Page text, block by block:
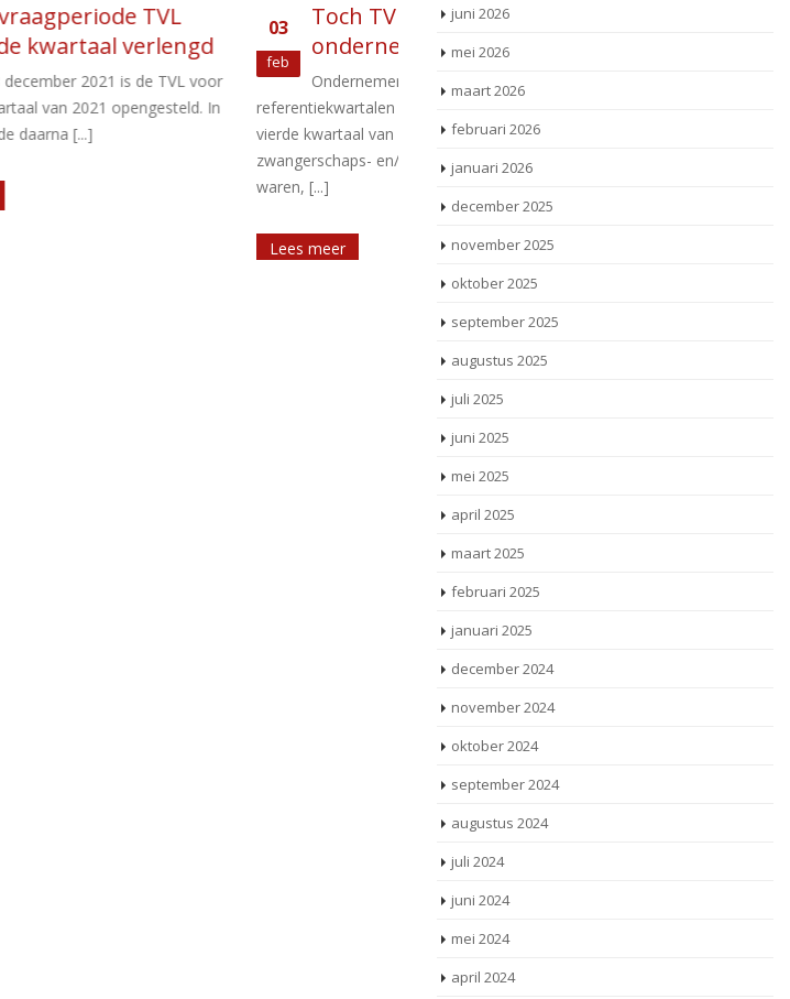
In
03
Toch TVL voor zwangere
ondernemers
Ondernemers, die in beide
referentiekwartalen voor de TVL over het
vierde kwartaal van 2021 met
zwangerschaps- en/of bevallingsverlof
mei
Aanpassingen in regeling
NOW
De minister van Sociale Zaken en
Overbrugging voor behoud van
Werkgelegenheid (NOW) op enkele plaatsen
Lees meer
juni 2026
mei 2026
maart 2026
februari 2026
januari 2026
december 2025
november 2025
oktober 2025
september 2025
augustus 2025
juli 2025
juni 2025
mei 2025
april 2025
maart 2025
februari 2025
januari 2025
december 2024
november 2024
oktober 2024
september 2024
augustus 2024
juli 2024
juni 2024
mei 2024
april 2024